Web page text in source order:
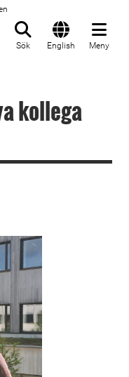
Sök English Meny
kollega